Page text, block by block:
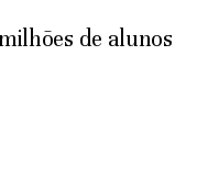
de alunos